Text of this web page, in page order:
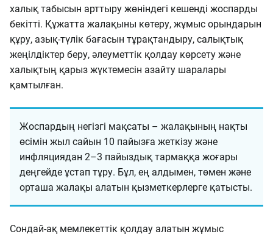
халық табысын арттыру жөніндегі кешенді жоспарды
бекітті. Құжатта жалақыны көтеру, жұмыс орындарын
құру, азық-түлік бағасын тұрақтандыру, салықтық
жеңілдіктер беру, әлеуметтік қолдау көрсету және
халықтың қарыз жүктемесін азайту шаралары
қамтылған.
Жоспардың негізгі мақсаты – жалақының нақты
өсімін жыл сайын 10 пайызға жеткізу және
инфляциядан 2–3 пайыздық тармаққа жоғары
деңгейде ұстап тұру. Бұл, ең алдымен, төмен және
орташа жалақы алатын қызметкерлерге қатысты.
Сондай-ақ мемлекеттік қолдау алатын жұмыс